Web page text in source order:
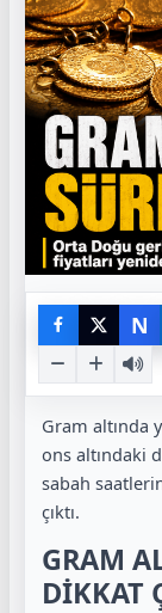
N
Gram altında
ons altındaki
sabah
çıktı.
GRAM
DİKKAT